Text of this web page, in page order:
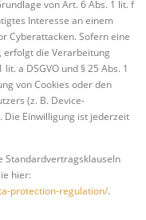
von Art. 6 Abs. 1 lit. f
Interesse an einem
Cyberattacken. Sofern eine
erfolgt die Verarbeitung
a DSGVO und § 25 Abs. 1
von Cookies oder den
(z. B. Device-
Die Einwilligung ist jederzeit
Standardvertragsklauseln
hier:
protection-regulation/.